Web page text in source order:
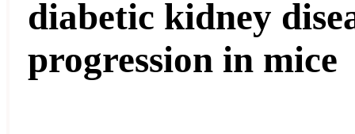
diabetic kidney
progression in mice